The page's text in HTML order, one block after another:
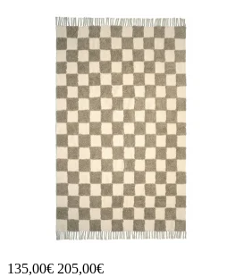
135,00€ 205,00€